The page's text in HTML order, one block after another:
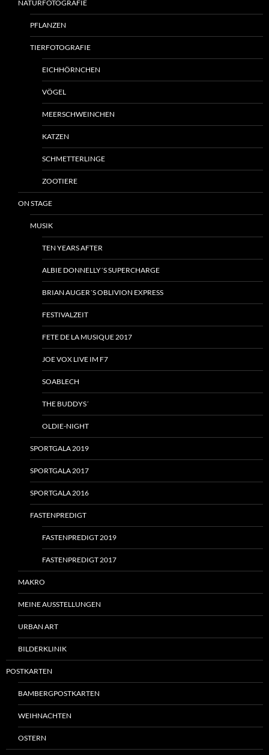
NATURFOTOGRAFIE
PFLANZEN
TIERFOTOGRAFIE
EICHHÖRNCHEN
VÖGEL
MEERSCHWEINCHEN
KATZEN
SCHMETTERLINGE
ZOOTIERE
ON STAGE
MUSIK
TEN YEARS AFTER
ALBIE DONNELLY´S SUPERCHARGE
BRIAN AUGER´S OBLIVION EXPRESS
FESTIVALZEIT
FETE DE LA MUSIQUE 2017
JOE VOX LIVE IM F7
SOABLECH
THE BUDDYS´
OLDIE-NIGHT
SPORTGALA 2019
SPORTGALA 2017
SPORTGALA 2016
FASTENPREDIGT
FASTENPREDIGT 2019
FASTENPREDIGT 2017
MAKRO
MEINE AUSSTELLUNGEN
URBAN ART
BILDERKLINIK
POSTKARTEN
BAMBERGPOSTKARTEN
WEIHNACHTEN
OSTERN